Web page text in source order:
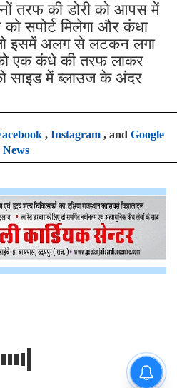
तरफ की डोरी को आपस में
सपोर्ट मिलेगा और कंधा
इसमें अलग से लटकन लगा
एक कंधे की तरफ लाकर
साइड में ब्लाउज के अंदर
, Instagram, and Google
News